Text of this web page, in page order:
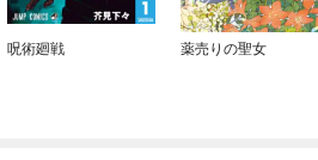
呪術廻戦 薬売りの聖女